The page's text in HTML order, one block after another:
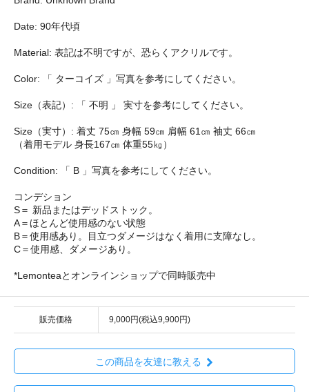
Date: 90年代頃
Material: 表記は不明ですが、恐らくアクリルです。
Color: 「 ターコイズ 」写真を参考にしてください。
Size（表記）: 「 不明 」 実寸を参考にしてください。
Size（実寸）: 着丈 75㎝ 身幅 59㎝ 肩幅 61㎝ 袖丈 66㎝
（着用モデル 身長167㎝ 体重55㎏）
Condition: 「 B 」写真を参考にしてください。
コンデション
S＝ 新品またはデッドストック。
A＝ほとんど使用感のない状態
B＝使用感あり。目立つダメージはなく着用に支障なし。
C＝使用感、ダメージあり。
*Lemonteaとオンラインショップで同時販売中
販売価格 9,000円(税込9,900円)
この商品を友達に教える